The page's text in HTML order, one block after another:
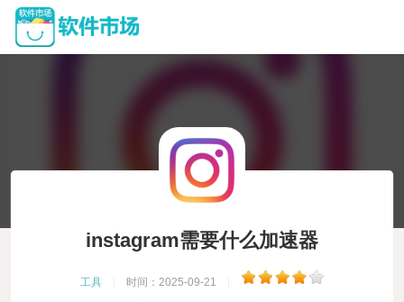
instagram需要什么加速器
工具 时间：2025-09-21